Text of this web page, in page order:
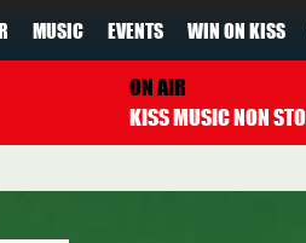
MUSIC EVENTS WIN ON KISS
ON AIR